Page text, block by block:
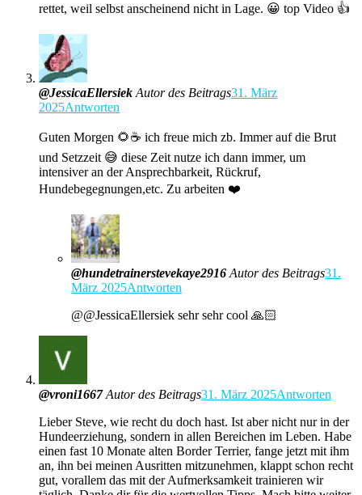
rettet, weil selbst anscheinend nicht in Lage. 😀 top Video 👍
@JessicaEllersiek Autor des Beitrags31. März
2025Antworten
Guten Morgen 🌻☕ ich freue mich zb. Immer auf die Brut
und Setzzeit 😅 diese Zeit nutze ich dann immer, um
intensiver an der Ansprechbarkeit, Rückruf,
Hundebegegnungen,etc. Zu arbeiten ❤️
@hundetrainerstevekaye2916 Autor des Beitrags31.
März 2025Antworten
@@JessicaEllersiek sehr sehr cool 🙏🏻
@vroni1667 Autor des Beitrags31. März 2025Antworten
Lieber Steve, wie recht du doch hast. Ist aber nicht nur in der
Hundeerziehung, sondern in allen Bereichen im Leben. Habe
einen fast 10 Monate alten Border Terrier, fange jetzt mit ihm
an, ihn bei meinen Ausritten mitzunehmen, klappt schon recht
gut, vorallem das mit der Aufmerksamkeit trainieren wir